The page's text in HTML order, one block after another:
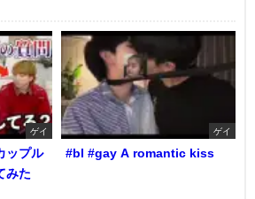
ゲイ
ップル
みた
ゲイ
#bl #gay A romantic kiss